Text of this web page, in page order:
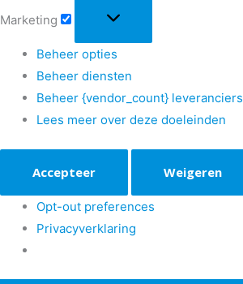
Marketing
Beheer opties
Beheer diensten
Beheer {vendor_count} leveranciers
Lees meer over deze doeleinden
Accepteer Weigeren
Opt-out preferences
Privacyverklaring